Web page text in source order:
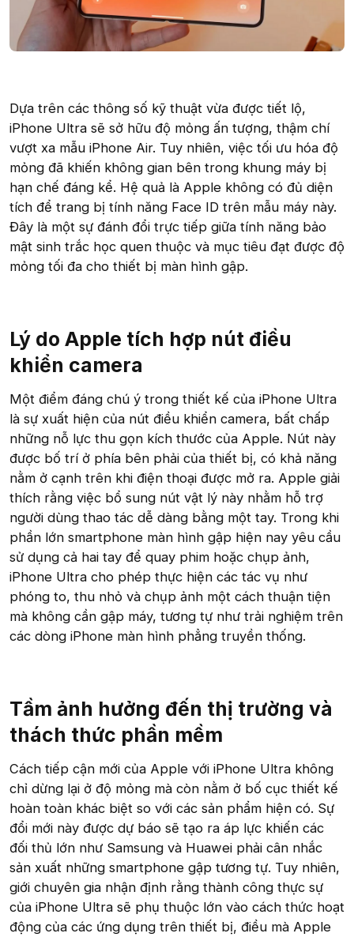
Dựa trên các thông số kỹ thuật vừa được tiết lộ,
iPhone Ultra sẽ sở hữu độ mỏng ấn tượng, thậm chí
vượt xa mẫu iPhone Air. Tuy nhiên, việc tối ưu hóa độ
mỏng đã khiến không gian bên trong khung máy bị
hạn chế đáng kể. Hệ quả là Apple không có đủ diện
tích để trang bị tính năng Face ID trên mẫu máy này.
Đây là một sự đánh đổi trực tiếp giữa tính năng bảo
mật sinh trắc học quen thuộc và mục tiêu đạt được độ
mỏng tối đa cho thiết bị màn hình gập.
Lý do Apple tích hợp nút điều
khiển camera​
Một điểm đáng chú ý trong thiết kế của iPhone Ultra
là sự xuất hiện của nút điều khiển camera, bất chấp
những nỗ lực thu gọn kích thước của Apple. Nút này
được bố trí ở phía bên phải của thiết bị, có khả năng
nằm ở cạnh trên khi điện thoại được mở ra. Apple giải
thích rằng việc bổ sung nút vật lý này nhằm hỗ trợ
người dùng thao tác dễ dàng bằng một tay. Trong khi
phần lớn smartphone màn hình gập hiện nay yêu cầu
sử dụng cả hai tay để quay phim hoặc chụp ảnh,
iPhone Ultra cho phép thực hiện các tác vụ như
phóng to, thu nhỏ và chụp ảnh một cách thuận tiện
mà không cần gập máy, tương tự như trải nghiệm trên
các dòng iPhone màn hình phẳng truyền thống.
Tầm ảnh hưởng đến thị trường và
thách thức phần mềm​
Cách tiếp cận mới của Apple với iPhone Ultra không
chỉ dừng lại ở độ mỏng mà còn nằm ở bố cục thiết kế
hoàn toàn khác biệt so với các sản phẩm hiện có. Sự
đổi mới này được dự báo sẽ tạo ra áp lực khiến các
đối thủ lớn như Samsung và Huawei phải cân nhắc
sản xuất những smartphone gập tương tự. Tuy nhiên,
giới chuyên gia nhận định rằng thành công thực sự
của iPhone Ultra sẽ phụ thuộc lớn vào cách thức hoạt
động của các ứng dụng trên thiết bị, điều mà Apple